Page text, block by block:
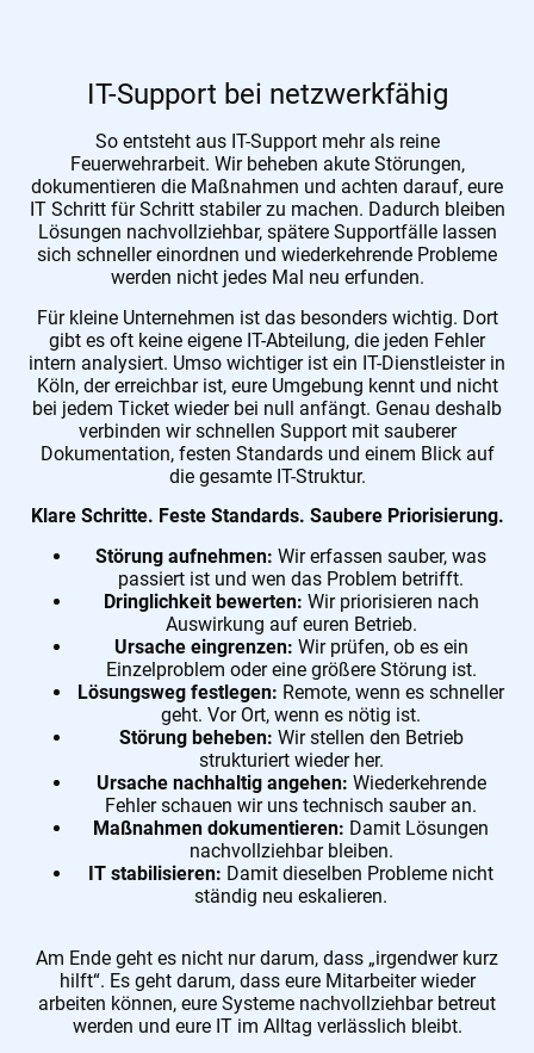
IT-Support bei netzwerkfähig
So entsteht aus IT-Support mehr als reine
Feuerwehrarbeit. Wir beheben akute Störungen,
dokumentieren die Maßnahmen und achten darauf, eure
IT Schritt für Schritt stabiler zu machen. Dadurch bleiben
Lösungen nachvollziehbar, spätere Supportfälle lassen
sich schneller einordnen und wiederkehrende Probleme
werden nicht jedes Mal neu erfunden.
Für kleine Unternehmen ist das besonders wichtig. Dort
gibt es oft keine eigene IT-Abteilung, die jeden Fehler
intern analysiert. Umso wichtiger ist ein IT-Dienstleister in
Köln, der erreichbar ist, eure Umgebung kennt und nicht
bei jedem Ticket wieder bei null anfängt. Genau deshalb
verbinden wir schnellen Support mit sauberer
Dokumentation, festen Standards und einem Blick auf
die gesamte IT-Struktur.
Klare Schritte. Feste Standards. Saubere Priorisierung.
Störung aufnehmen: Wir erfassen sauber, was
passiert ist und wen das Problem betrifft.
Dringlichkeit bewerten: Wir priorisieren nach
Auswirkung auf euren Betrieb.
Ursache eingrenzen: Wir prüfen, ob es ein
Einzelproblem oder eine größere Störung ist.
Lösungsweg festlegen: Remote, wenn es schneller
geht. Vor Ort, wenn es nötig ist.
Störung beheben: Wir stellen den Betrieb
strukturiert wieder her.
Ursache nachhaltig angehen: Wiederkehrende
Fehler schauen wir uns technisch sauber an.
Maßnahmen dokumentieren: Damit Lösungen
nachvollziehbar bleiben.
IT stabilisieren: Damit dieselben Probleme nicht
ständig neu eskalieren.
Am Ende geht es nicht nur darum, dass „irgendwer kurz
hilft“. Es geht darum, dass eure Mitarbeiter wieder
arbeiten können, eure Systeme nachvollziehbar betreut
werden und eure IT im Alltag verlässlich bleibt.